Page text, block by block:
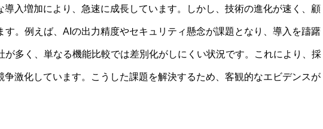
入増加により、急速に成長しています。しかし、技術の進化が速く、顧
す。例えば、AIの出力精度やセキュリティ懸念が課題となり、導入を躊躇
が多く、単なる機能比較では差別化がしにくい状況です。これにより、採
争激化しています。こうした課題を解決するため、客観的なエビデンスが